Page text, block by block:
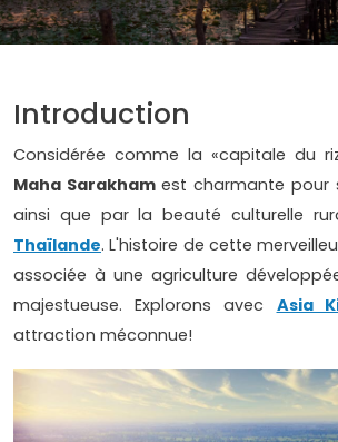
Introduction
Considérée comme la «capitale du
Maha Sarakhamest charmante pour
ainsi que par la beauté culturelle
Thaïlande. L'histoire de cette
associée à une agriculture
majestueuse. Explorons avec Asia
attraction méconnue!